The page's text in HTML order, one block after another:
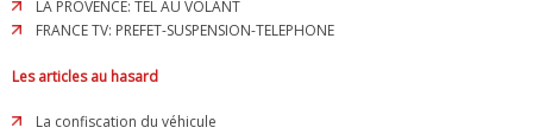
LA PROVENCE: TEL AU VOLANT
FRANCE TV: PREFET-SUSPENSION-TELEPHONE
Les articles au hasard
La confiscation du véhicule